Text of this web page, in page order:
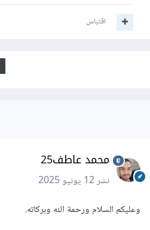
اقتباس
محمد عاطف25
نشر12 يونيو 2025
وعليكم السلام ورحمة الله وبركاته.